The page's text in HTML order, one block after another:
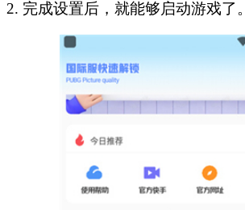
2. 完成设置后，就能够启动游戏了。